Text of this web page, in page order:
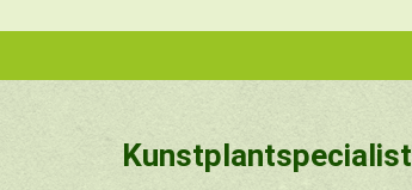
Kunstplantspecialist